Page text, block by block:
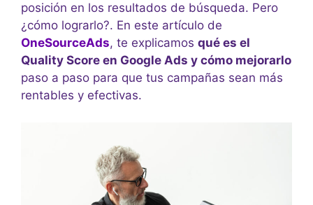
posición en los resultados de búsqueda. Pero
¿cómo lograrlo?. En este artículo de
OneSourceAds, te explicamos qué es el
Quality Score en Google Ads y cómo mejorarlo
paso a paso para que tus campañas sean más
rentables y efectivas.